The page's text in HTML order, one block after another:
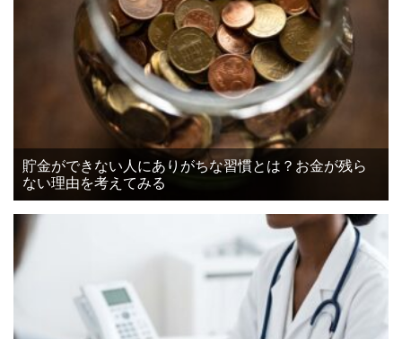
貯金ができない人にありがちな習慣とは？お金が残ら
ない理由を考えてみる